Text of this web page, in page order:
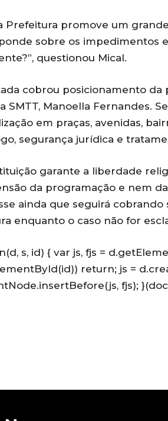
Prefeitura promove um
sobre os impedimentos
questionou Mical.
cobrou posicionamento da
SMTT, Manoella Fernandes.
em praças, avenidas,
segurança jurídica e
garante a liberdade
da programação e nem
ainda que seguirá
enquanto o caso não for
s, id) { var js, fjs =
return; js =
fjs);